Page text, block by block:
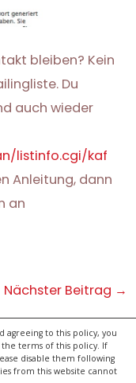
agreeing to this policy, you
terms of this policy. If
disable them following
from this website cannot
bleiben? Kein
Du
auch wieder
listinfo.cgi/kaf
Anleitung, dann
an
Nächster Beitrag →